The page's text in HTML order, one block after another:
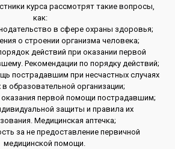
курса рассмотрят такие вопросы,
как:
в сфере охраны здоровья;
о строении организма человека;
действий при оказании первой
Рекомендации по порядку действий;
пострадавшим при несчастных случаях
в образовательной организации;
первой помощи пострадавшим;
защиты и правила их
Медицинская аптечка;
за не предоставление первичной
медицинской помощи.